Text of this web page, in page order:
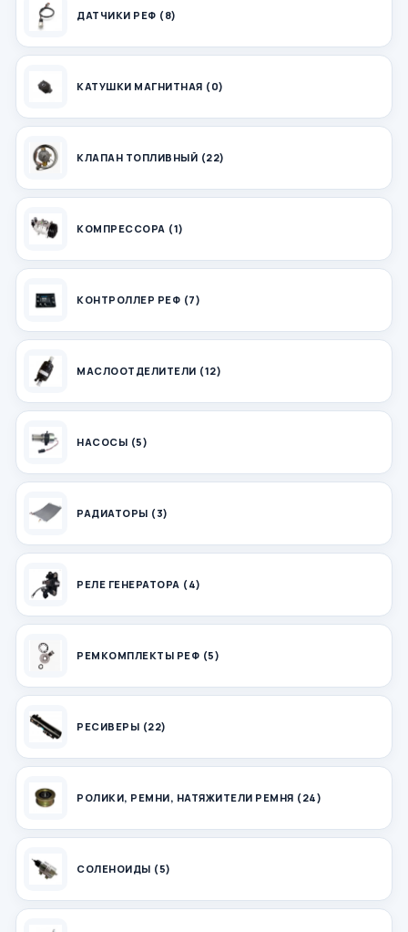
ДАТЧИКИ РЕФ (8)
КАТУШКИ МАГНИТНАЯ (0)
КЛАПАН ТОПЛИВНЫЙ (22)
КОМПРЕССОРА (1)
КОНТРОЛЛЕР РЕФ (7)
МАСЛООТДЕЛИТЕЛИ (12)
НАСОСЫ (5)
РАДИАТОРЫ (3)
РЕЛЕ ГЕНЕРАТОРА (4)
РЕМКОМПЛЕКТЫ РЕФ (5)
РЕСИВЕРЫ (22)
РОЛИКИ, РЕМНИ, НАТЯЖИТЕЛИ РЕМНЯ (24)
СОЛЕНОИДЫ (5)